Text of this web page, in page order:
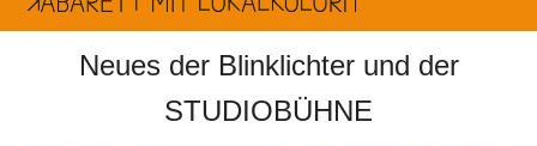
Neues der Blinklichter und der
STUDIOBÜHNE